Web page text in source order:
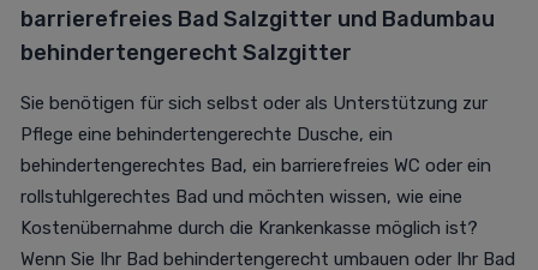
barrierefreies Bad Salzgitter und Badumbau
behindertengerecht Salzgitter
Sie benötigen für sich selbst oder als Unterstützung zur
Pflege eine behindertengerechte Dusche, ein
behindertengerechtes Bad, ein barrierefreies WC oder ein
rollstuhlgerechtes Bad und möchten wissen, wie eine
Kostenübernahme durch die Krankenkasse möglich ist?
Wenn Sie Ihr Bad behindertengerecht umbauen oder Ihr Bad